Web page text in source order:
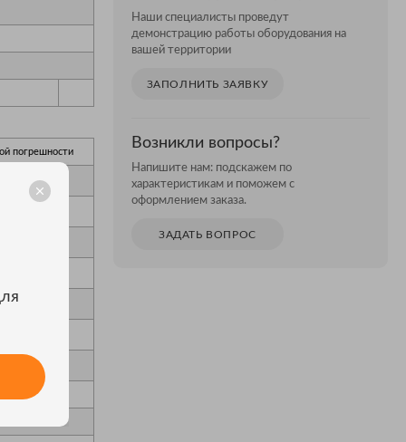
погрешности
Наши специалисты проведут
демонстрацию работы оборудования на
вашей территории
ЗАПОЛНИТЬ ЗАЯВКУ
Возникли вопросы?
Напишите нам: подскажем по
характеристикам и поможем с
оформлением заказа.
ЗАДАТЬ ВОПРОС